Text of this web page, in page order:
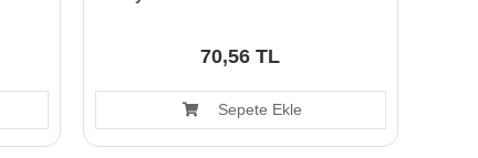
70,56 TL
Sepete Ekle